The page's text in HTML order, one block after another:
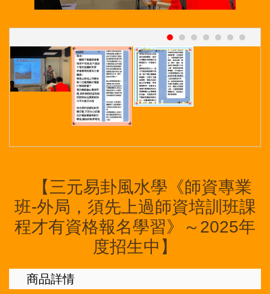
【三元易卦風水學《師資專業
班-外局，須先上過師資培訓班課
程才有資格報名學習》～2025年
度招生中】
商品詳情